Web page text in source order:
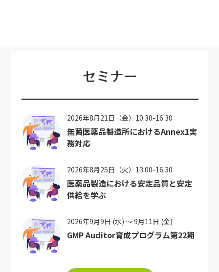
セミナー
2026年8月21日（金）10:30-16:30
無菌医薬品製造所におけるAnnex1実
務対応
2026年8月25日（火）13:00-16:30
医薬品製造における安定品質と安定
供給を学ぶ
2026年9月9日 (水) ～ 9月11日 (金)
GMP Auditor育成プログラム第22期